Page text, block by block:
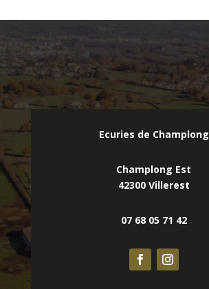
Ecuries de Champlong
Champlong Est
42300 Villerest
07 68 05 71 42